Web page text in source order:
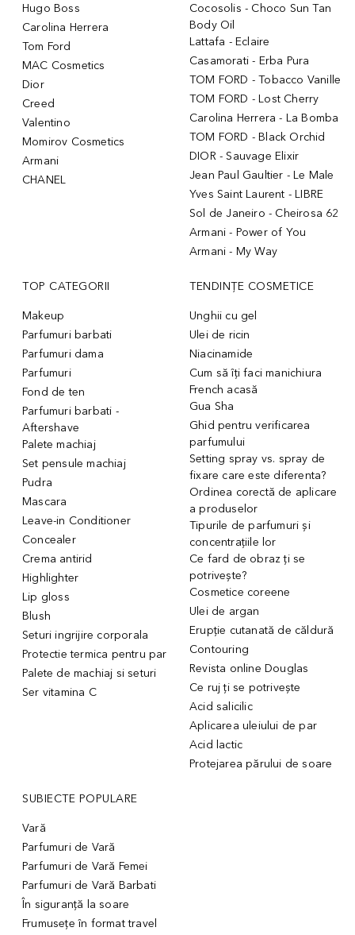
Hugo Boss
Carolina Herrera
Tom Ford
MAC Cosmetics
Dior
Creed
Valentino
Momirov Cosmetics
Armani
CHANEL
Cocosolis - Choco Sun Tan
Body Oil
Lattafa - Eclaire
Casamorati - Erba Pura
TOM FORD - Tobacco Vanille
TOM FORD - Lost Cherry
Carolina Herrera - La Bomba
TOM FORD - Black Orchid
DIOR - Sauvage Elixir
Jean Paul Gaultier - Le Male
Yves Saint Laurent - LIBRE
Sol de Janeiro - Cheirosa 62
Armani - Power of You
Armani - My Way
TOP CATEGORII
Makeup
Parfumuri barbati
Parfumuri dama
Parfumuri
Fond de ten
Parfumuri barbati -
Aftershave
Palete machiaj
Set pensule machiaj
Pudra
Mascara
Leave-in Conditioner
Concealer
Crema antirid
Highlighter
Lip gloss
Blush
Seturi ingrijire corporala
Protectie termica pentru par
Palete de machiaj si seturi
Ser vitamina C
TENDINȚE COSMETICE
Unghii cu gel
Ulei de ricin
Niacinamide
Cum să îți faci manichiura
French acasă
Gua Sha
Ghid pentru verificarea
parfumului
Setting spray vs. spray de
fixare care este diferenta?
Ordinea corectă de aplicare
a produselor
Tipurile de parfumuri și
concentrațiile lor
Ce fard de obraz ți se
potrivește?
Cosmetice coreene
Ulei de argan
Erupție cutanată de căldură
Contouring
Revista online Douglas
Ce ruj ți se potrivește
Acid salicilic
Aplicarea uleiului de par
Acid lactic
Protejarea părului de soare
SUBIECTE POPULARE
Vară
Parfumuri de Vară
Parfumuri de Vară Femei
Parfumuri de Vară Barbati
În siguranță la soare
Frumusețe în format travel